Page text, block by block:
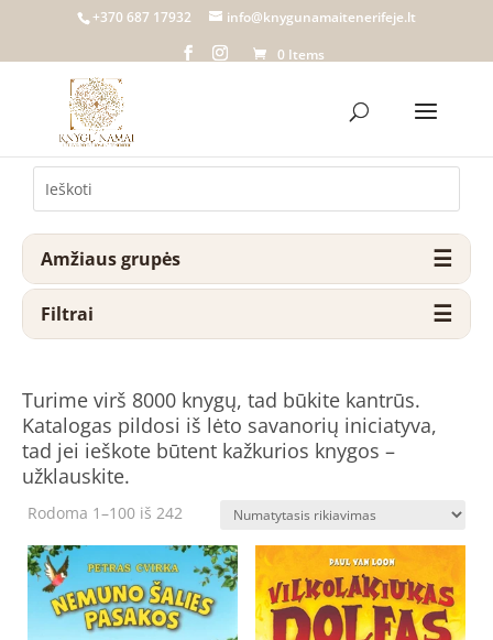
+370 687 17932
info@knygunamaitenerifeje.lt
0 Items
Amžiaus grupės
Filtrai
Turime virš 8000 knygų, tad būkite kantrūs.
Katalogas pildosi iš lėto savanorių iniciatyva,
tad jei ieškote būtent kažkurios knygos –
užklauskite.
Rodoma 1–100 iš 242